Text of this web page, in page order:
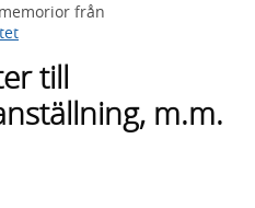
från
till
m.m.